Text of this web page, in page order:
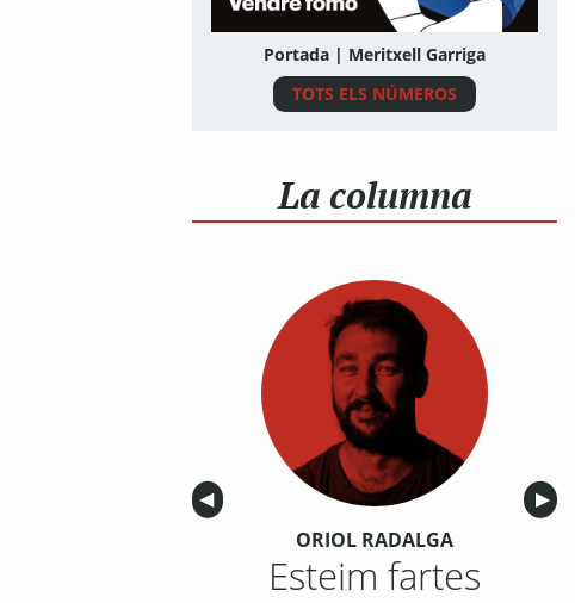
Portada | Meritxell Garriga
TOTS ELS NÚMEROS
La columna
Anterior
◀︎ ▶︎
ORIOL RADALGA
Esteim fartes